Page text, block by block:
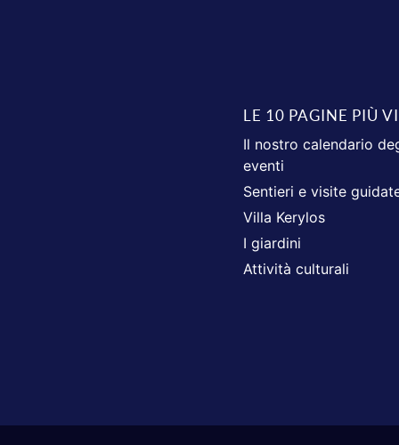
LE 10 PAGINE PIÙ
Il nostro calendario
eventi
Sentieri e visite
Villa Kerylos
I giardini
Attività culturali